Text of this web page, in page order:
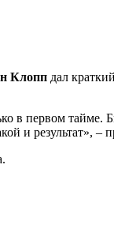
Клопп дал
в первом тайме.
и результат»,